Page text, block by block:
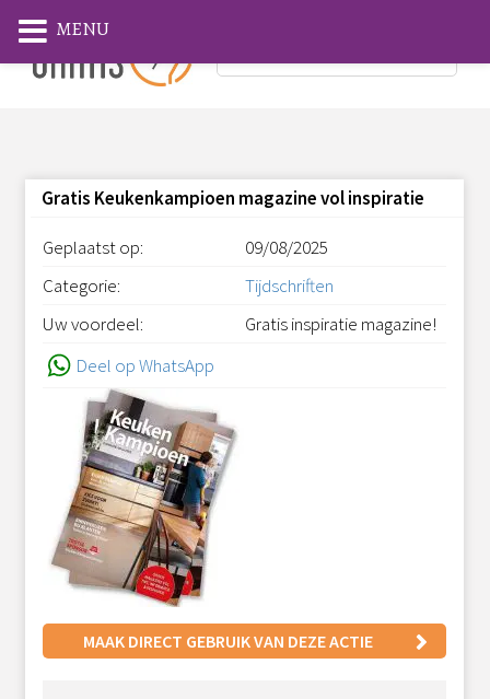
Gratis Keukenkampioen magazine vol inspiratie
Geplaatst op:
09/08/2025
Categorie:
Tijdschriften
Uw voordeel:
Gratis inspiratie magazine!
Deel op WhatsApp
MAAK DIRECT GEBRUIK VAN DEZE ACTIE
MENU